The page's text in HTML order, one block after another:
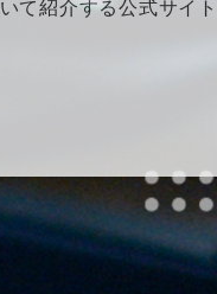
て紹介する公式サイ